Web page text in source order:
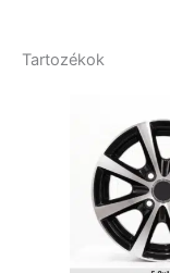
Tartozékok